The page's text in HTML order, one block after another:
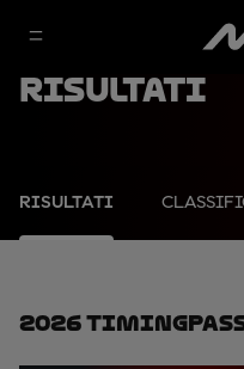
Risultati
RISULTATI
2026